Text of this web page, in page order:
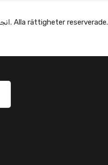
Copyright © Afghanska Föreningen - انجمن افغانها در سویدن. Alla rättigheter reserverade.